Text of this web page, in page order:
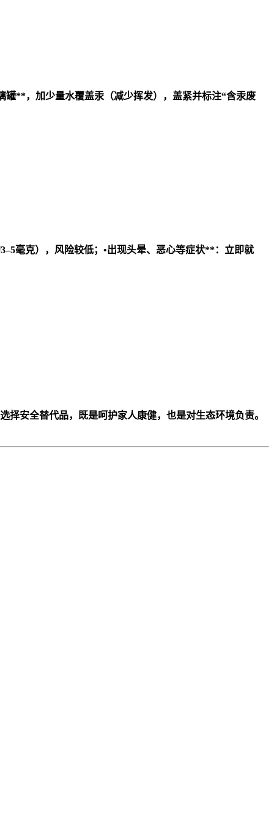
罐**，加少量水覆盖汞（减少挥发），盖紧并标注“含汞废
毫克），风险较低；•出现头晕、恶心等症状**：立即就
安全替代品，既是呵护家人康健，也是对生态环境负责。